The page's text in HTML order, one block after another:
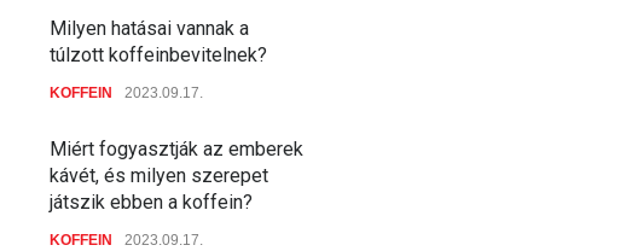
Milyen hatásai vannak a
túlzott koffeinbevitelnek?
KOFFEIN 2023.09.17.
Miért fogyasztják az emberek
kávét, és milyen szerepet
játszik ebben a koffein?
KOFFEIN 2023.09.17.